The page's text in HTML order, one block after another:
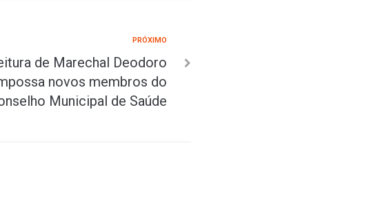
PRÓXIMO
de Marechal Deodoro
novos membros do
Municipal de Saúde